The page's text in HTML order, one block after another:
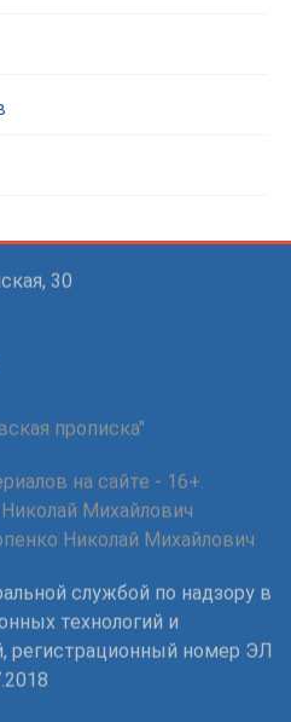
30
прописка"
на сайте - 16+.
Михайлович
Николай Михайлович
службой по надзору в
технологий и
регистрационный номер ЭЛ